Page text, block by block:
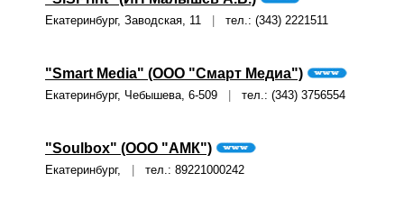
Екатеринбург, Заводская, 11 тел.: (343) 2221511
"Smart Media" (ООО "Смарт Медиа")
Екатеринбург, Чебышева, 6-509 тел.: (343) 3756554
"Soulbox" (ООО "АМК")
Екатеринбург, тел.: 89221000242